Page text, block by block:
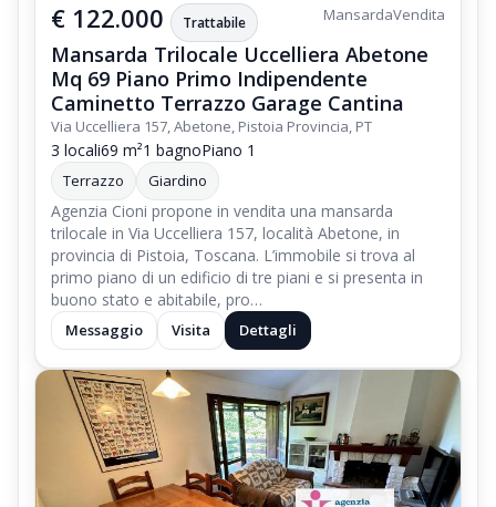
€ 122.000 Trattabile MansardaVendita
Mansarda Trilocale Uccelliera Abetone
Mq 69 Piano Primo Indipendente
Caminetto Terrazzo Garage Cantina
Via Uccelliera 157, Abetone, Pistoia Provincia, PT
3 locali69 m²1 bagnoPiano 1
Terrazzo Giardino
Agenzia Cioni propone in vendita una mansarda
trilocale in Via Uccelliera 157, località Abetone, in
provincia di Pistoia, Toscana. L’immobile si trova al
primo piano di un edificio di tre piani e si presenta in
buono stato e abitabile, pro…
Messaggio Visita Dettagli